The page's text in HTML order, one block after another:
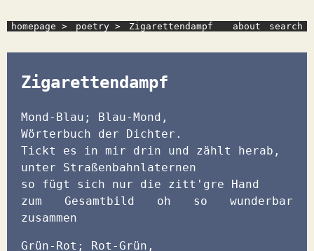
homepage > poetry > Zigarettendampf search
about
Zigarettendampf
Mond-Blau; Blau-Mond,
Wörterbuch der Dichter.
Tickt es in mir drin und zählt herab,
unter Straßenbahnlaternen
so fügt sich nur die zitt'gre Hand
zum Gesamtbild oh so wunderbar
zusammen
Grün-Rot; Rot-Grün,